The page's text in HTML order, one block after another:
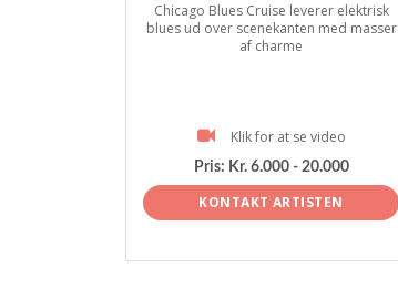
Chicago Blues Cruise leverer elektrisk
blues ud over scenekanten med masser
af charme
Klik for at se video
Pris: Kr. 6.000 - 20.000
KONTAKT ARTISTEN